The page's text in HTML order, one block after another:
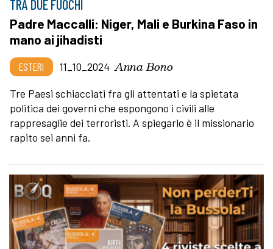
TRA DUE FUOCHI
Padre Maccalli: Niger, Mali e Burkina Faso in
mano ai jihadisti
ESTERI 11_10_2024 Anna Bono
Tre Paesi schiacciati fra gli attentati e la spietata
politica dei governi che espongono i civili alle
rappresaglie dei terroristi. A spiegarlo è il missionario
rapito sei anni fa.